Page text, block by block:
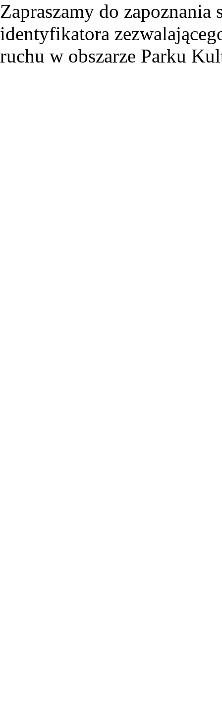
Zapraszamy do
identyfikatora
ruchu w obszarze Parku